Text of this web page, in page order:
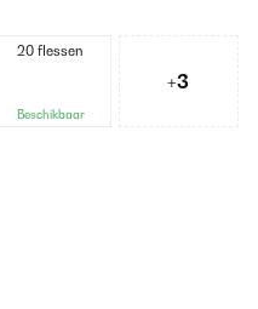
20 flessen
Beschikbaar
+3